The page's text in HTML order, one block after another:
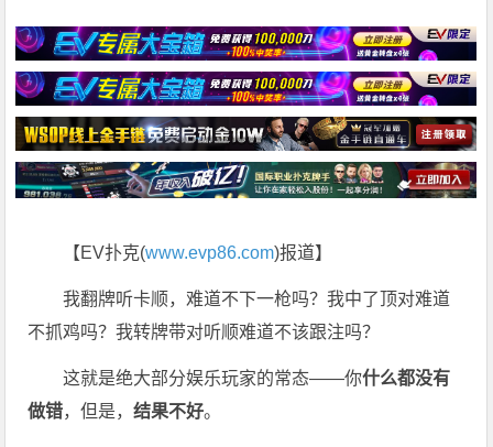
【EV扑克(www.evp86.com)报道】
我翻牌听卡顺，难道不下一枪吗？我中了顶对难道
不抓鸡吗？我转牌带对听顺难道不该跟注吗？
这就是绝大部分娱乐玩家的常态——你什么都没有
做错，但是，结果不好。